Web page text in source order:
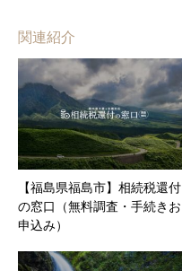
関連紹介
【福島県福島市】相続税還付
の窓口（無料調査・手続きお
申込み）